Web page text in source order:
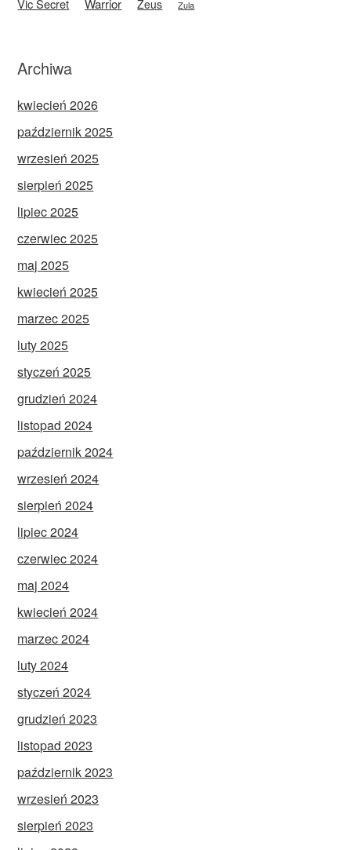
Vic Secret Warrior Zeus Zula
Archiwa
kwiecień 2026
październik 2025
wrzesień 2025
sierpień 2025
lipiec 2025
czerwiec 2025
maj 2025
kwiecień 2025
marzec 2025
luty 2025
styczeń 2025
grudzień 2024
listopad 2024
październik 2024
wrzesień 2024
sierpień 2024
lipiec 2024
czerwiec 2024
maj 2024
kwiecień 2024
marzec 2024
luty 2024
styczeń 2024
grudzień 2023
listopad 2023
październik 2023
wrzesień 2023
sierpień 2023